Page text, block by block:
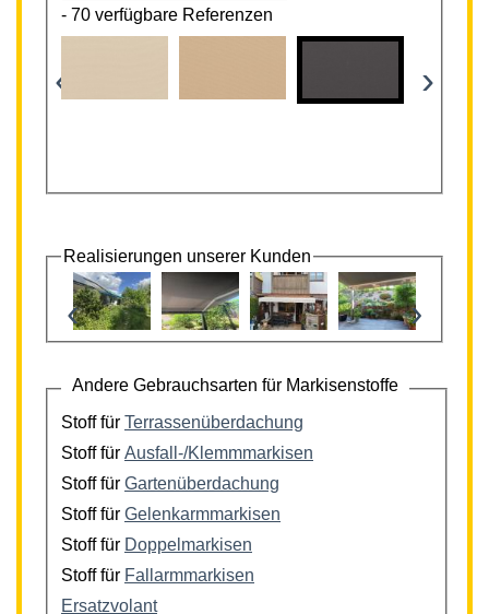
- 70 verfügbare Referenzen
‹ ›
Realisierungen unserer Kunden
‹ ›
Andere Gebrauchsarten für Markisenstoffe
Stoff für Terrassenüberdachung
Stoff für Ausfall-/Klemmmarkisen
Stoff für Gartenüberdachung
Stoff für Gelenkarmmarkisen
Stoff für Doppelmarkisen
Stoff für Fallarmmarkisen
Ersatzvolant